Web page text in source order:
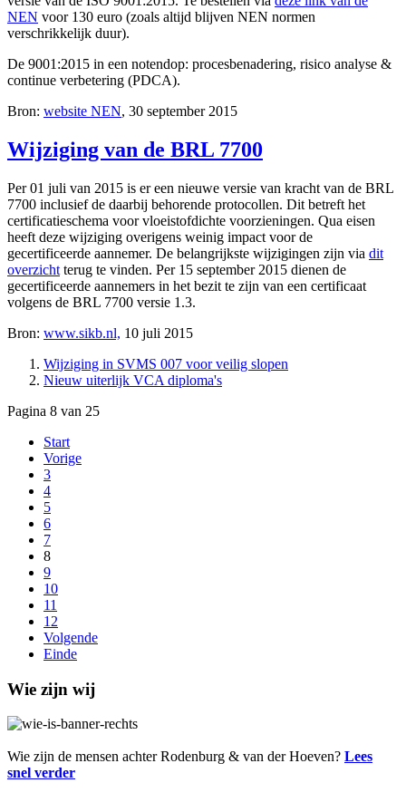
NEN voor 130 euro (zoals altijd blijven NEN normen
verschrikkelijk duur).
De 9001:2015 in een notendop: procesbenadering, risico analyse &
continue verbetering (PDCA).
Bron: website NEN, 30 september 2015
Wijziging van de BRL 7700
Per 01 juli van 2015 is er een nieuwe versie van kracht van de BRL
7700 inclusief de daarbij behorende protocollen. Dit betreft het
certificatieschema voor vloeistofdichte voorzieningen. Qua eisen
heeft deze wijziging overigens weinig impact voor de
gecertificeerde aannemer. De belangrijkste wijzigingen zijn via dit
overzicht terug te vinden. Per 15 september 2015 dienen de
gecertificeerde aannemers in het bezit te zijn van een certificaat
volgens de BRL 7700 versie 1.3.
Bron: www.sikb.nl, 10 juli 2015
Wijziging in SVMS 007 voor veilig slopen
Nieuw uiterlijk VCA diploma's
Pagina 8 van 25
Start
Vorige
3
4
5
6
7
8
9
10
11
12
Volgende
Einde
Wie zijn wij
Wie zijn de mensen achter Rodenburg & van der Hoeven? Lees
snel verder